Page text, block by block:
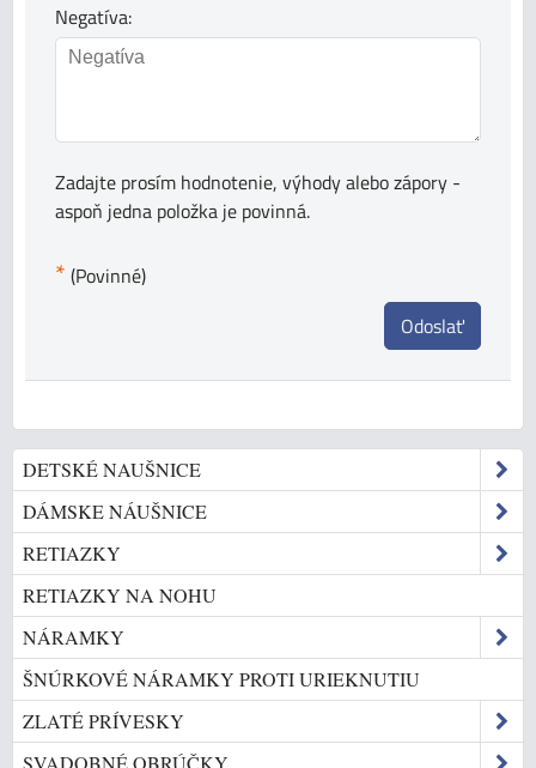
Negatíva:
Zadajte prosím hodnotenie, výhody alebo zápory -
aspoň jedna položka je povinná.
* (Povinné)
Odoslať
DETSKÉ NAUŠNICE
DÁMSKE NÁUŠNICE
RETIAZKY
RETIAZKY NA NOHU
NÁRAMKY
ŠNÚRKOVÉ NÁRAMKY PROTI URIEKNUTIU
ZLATÉ PRÍVESKY